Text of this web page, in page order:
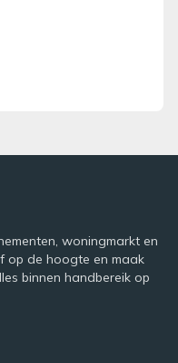
woningmarkt en
op de hoogte en maak
binnen handbereik op